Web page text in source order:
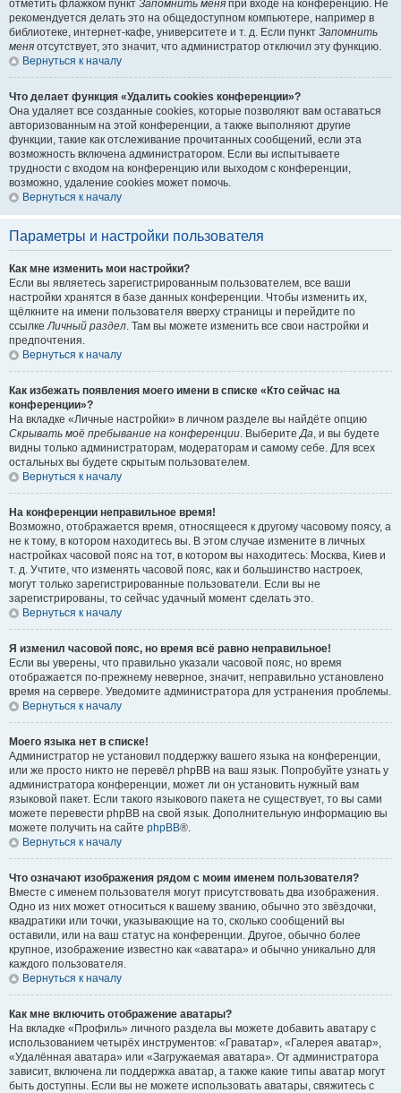
отметить флажком пункт Запомнить меня при входе на конференцию. Не
рекомендуется делать это на общедоступном компьютере, например в
библиотеке, интернет-кафе, университете и т. д. Если пункт Запомнить
меня отсутствует, это значит, что администратор отключил эту функцию.
Вернуться к началу
Что делает функция «Удалить cookies конференции»?
Она удаляет все созданные cookies, которые позволяют вам оставаться
авторизованным на этой конференции, а также выполняют другие
функции, такие как отслеживание прочитанных сообщений, если эта
возможность включена администратором. Если вы испытываете
трудности с входом на конференцию или выходом с конференции,
возможно, удаление cookies может помочь.
Вернуться к началу
Параметры и настройки пользователя
Как мне изменить мои настройки?
Если вы являетесь зарегистрированным пользователем, все ваши
настройки хранятся в базе данных конференции. Чтобы изменить их,
щёлкните на имени пользователя вверху страницы и перейдите по
ссылкеЛичный раздел. Там вы можете изменить все свои настройки и
предпочтения.
Вернуться к началу
Как избежать появления моего имени в списке «Кто сейчас на
конференции»?
На вкладке «Личные настройки» в личном разделе вы найдёте опцию
Скрывать моё пребывание на конференции. ВыберитеДа, и вы будете
видны только администраторам, модераторам и самому себе. Для всех
остальных вы будете скрытым пользователем.
Вернуться к началу
На конференции неправильное время!
Возможно, отображается время, относящееся к другому часовому поясу, а
не к тому, в котором находитесь вы. В этом случае измените в личных
настройках часовой пояс на тот, в котором вы находитесь: Москва, Киев и
т. д. Учтите, что изменять часовой пояс, как и большинство настроек,
могут только зарегистрированные пользователи. Если вы не
зарегистрированы, то сейчас удачный момент сделать это.
Вернуться к началу
Я изменил часовой пояс, но время всё равно неправильное!
Если вы уверены, что правильно указали часовой пояс, но время
отображается по-прежнему неверное, значит, неправильно установлено
время на сервере. Уведомите администратора для устранения проблемы.
Вернуться к началу
Моего языка нет в списке!
Администратор не установил поддержку вашего языка на конференции,
или же просто никто не перевёл phpBB на ваш язык. Попробуйте узнать у
администратора конференции, может ли он установить нужный вам
языковой пакет. Если такого языкового пакета не существует, то вы сами
можете перевести phpBB на свой язык. Дополнительную информацию вы
можете получить на сайте phpBB®.
Вернуться к началу
Что означают изображения рядом с моим именем пользователя?
Вместе с именем пользователя могут присутствовать два изображения.
Одно из них может относиться к вашему званию, обычно это звёздочки,
квадратики или точки, указывающие на то, сколько сообщений вы
оставили, или на ваш статус на конференции. Другое, обычно более
крупное, изображение известно как «аватара» и обычно уникально для
каждого пользователя.
Вернуться к началу
Как мне включить отображение аватары?
На вкладке «Профиль» личного раздела вы можете добавить аватару с
использованием четырёх инструментов: «Граватар», «Галерея аватар»,
«Удалённая аватара» или «Загружаемая аватара». От администратора
зависит, включена ли поддержка аватар, а также какие типы аватар могут
быть доступны. Если вы не можете использовать аватары, свяжитесь с